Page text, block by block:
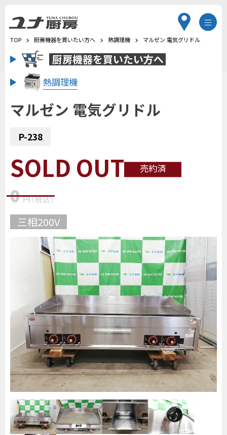
TOP 厨房機器を買いたい方へ 熱調理機 マルゼン 電気グリドル
厨房機器を買いたい方へ
熱調理機
マルゼン 電気グリドル
P-238
SOLD OUT 売約済
0 円（税込）
三相200V